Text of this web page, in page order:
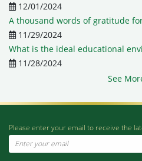
12/01/2024
A thousand words of gratitude
11/29/2024
What is the ideal educational
11/28/2024
See
Please enter your email to receive the
Email